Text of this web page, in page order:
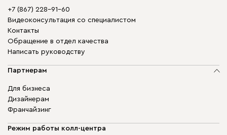
+7 (867) 228-91-60
Видеоконсультация со специалистом
Контакты
Обращение в отдел качества
Написать руководству
Партнерам
Для бизнеса
Дизайнерам
Франчайзинг
Режим работы колл-центра